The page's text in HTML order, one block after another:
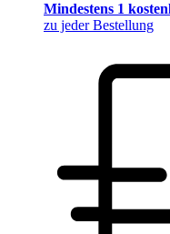
Mindestens 1
zu jeder Bestellung